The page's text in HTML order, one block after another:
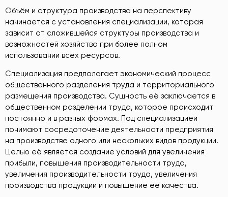
Объём и структура производства на перспективу
начинается с установления специализации, которая
зависит от сложившейся структуры производства и
возможностей хозяйства при более полном
использовании всех ресурсов.
Специализация предполагает экономический процесс
общественного разделения труда и территориального
размещения производства. Сущность её заключается в
общественном разделении труда, которое происходит
постоянно и в разных формах. Под специализацией
понимают сосредоточение деятельности предприятия
на производстве одного или нескольких видов продукции.
Целью её является создание условий для увеличения
прибыли, повышения производительности труда,
увеличения производительности труда, увеличения
производства продукции и повышение её качества.